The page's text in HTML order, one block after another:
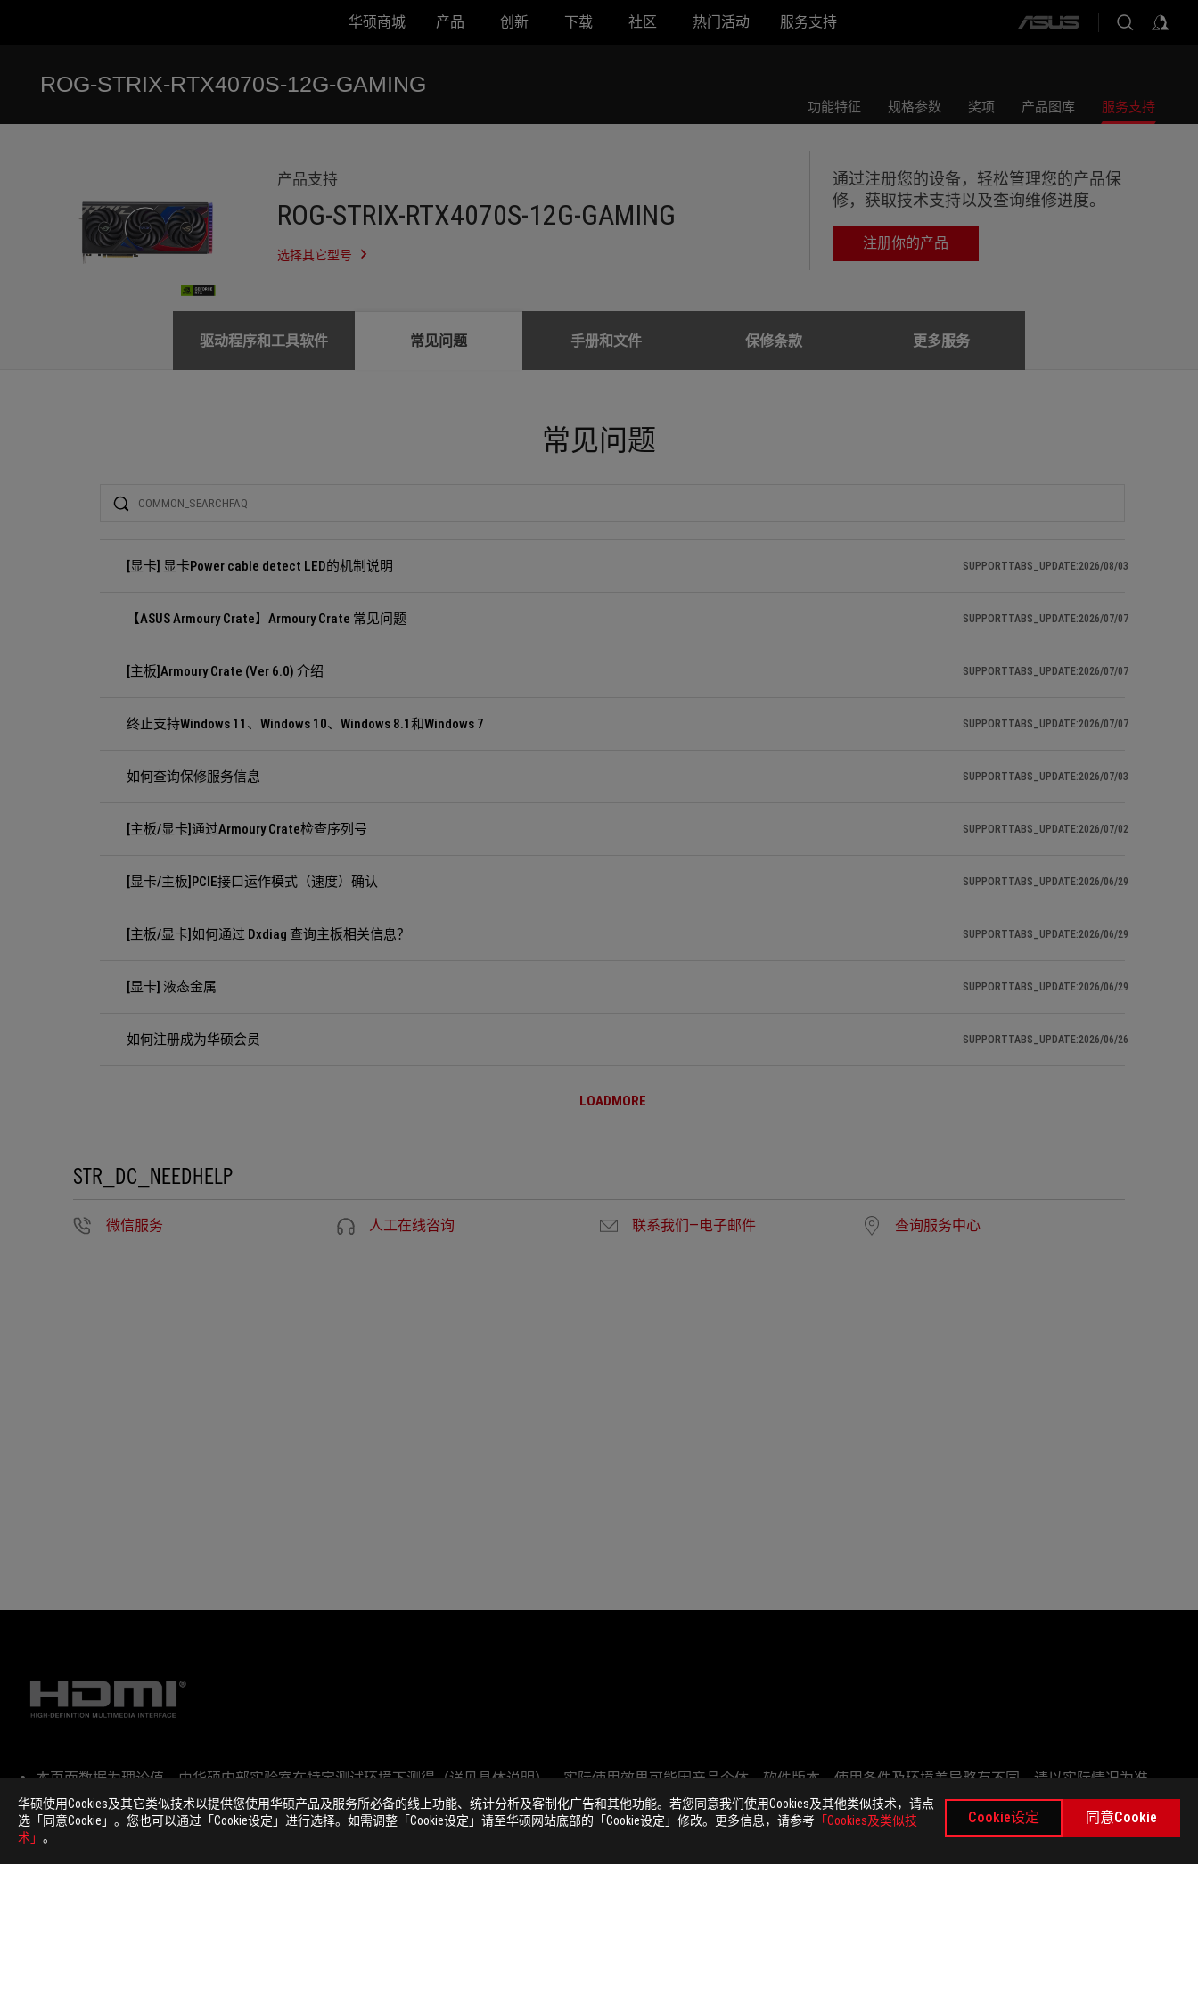
华硕使用Cookies及其它类似技术以提供您使用华硕产品及服务所必备的线上功能、统计分析及客制化广告和其他功能。若您同意我们使用Cookies及其他类似技术，请点
选「同意Cookie」。您也可以通过「Cookie设定」进行选择。如需调整「Cookie设定」请至华硕网站底部的「Cookie设定」修改。更多信息，请参考 「Cookies及类似技
术」 。
Cookie设定 同意Cookie
华硕商城 产品 创新 下载 社区 热门活动 服务支持
ASUS
ROG-STRIX-RTX4070S-12G-GAMING
服
功能特征 规格参数 奖项 产品图库 服务支持
产品支持
ROG-STRIX-RTX4070S-12G-GAMING
选择其它型号
通过注册您的设备，轻松管理您的产品保
修，获取技术支持以及查询维修进度。
注册你的产品
驱动程序和工具软件 常见问题 手册和文件 保修条款 更多服务
常见问题
[显卡] 显卡Power cable detect LED的机制说明 SUPPORTTABS_UPDATE:2026/08/03
【ASUS Armoury Crate】Armoury Crate 常见问题 SUPPORTTABS_UPDATE:2026/07/07
[主板]Armoury Crate (Ver 6.0) 介绍 SUPPORTTABS_UPDATE:2026/07/07
终止支持Windows 11、Windows 10、Windows 8.1和Windows 7 SUPPORTTABS_UPDATE:2026/07/07
如何查询保修服务信息 SUPPORTTABS_UPDATE:2026/07/03
[主板/显卡]通过Armoury Crate检查序列号 SUPPORTTABS_UPDATE:2026/07/02
[显卡/主板]PCIE接口运作模式（速度）确认 SUPPORTTABS_UPDATE:2026/06/29
[主板/显卡]如何通过 Dxdiag 查询主板相关信息？ SUPPORTTABS_UPDATE:2026/06/29
[显卡] 液态金属 SUPPORTTABS_UPDATE:2026/06/29
如何注册成为华硕会员 SUPPORTTABS_UPDATE:2026/06/26
LOADMORE
STR_DC_NEEDHELP
微信服务 人工在线咨询 联系我们—电子邮件 查询服务中心
免
责
声
明
本页面数据为理论值，由华硕内部实验室在特定测试环境下测得（详见具体说明）。实际使用效果可能因产品个体、软件版本、使用条件及环境差异略有不同，请以实际情况为准。
词语 HDMI、HDMI High-Definition Multimedia Interface（高清晰度多媒体接口）、HDMI 商业外观和 HDMI 徽标均为 HDMI Licensing Administrator, Inc. 的商标或注册商标。
所有产品规格可能会依地区而有所变动，我们诚挚的建议您与当地的经销商或零售商确认目前销售产品的规格。
本网站所提到的产品规格、功能特性、应用程序、图片及信息仅提供参考，内容会随时更新，恕不另行通知。
本网站所提及的品牌与产品名称仅做识别之用，而这些品牌及名称可能是属于其它公司的注册商标或是版权。